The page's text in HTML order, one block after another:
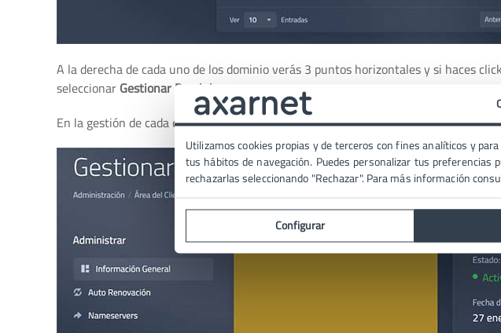
A la derecha de cada uno de los dominio verás 3 puntos horizontales y si haces
seleccionarGestionar Dominio
En la gestión de cada dominio encontrarás los distintos datos que puedes modificar.
Utilizamos cookies propias y de terceros con fines analíticos y
tus hábitos de navegación. Puedes personalizar tus preferencias
rechazarlas seleccionando "Rechazar". Para más información
Configurar